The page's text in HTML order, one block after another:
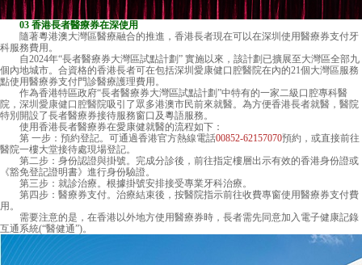
03 香港長者醫療券在深使用
隨著粵港澳大灣區醫療融合的推進，香港長者現在可以在深圳使用醫療券支付牙
科服務費用。
自2024年“長者醫療券大灣區試點計劃” 實施以來，該計劃已擴展至大灣區全部九
個內地城市。合資格的香港長者可在包括深圳愛康健口腔醫院在內的21個大灣區服務
點使用醫療券支付門診醫療護理費用。
作為香港特區政府“長者醫療券大灣區試點計劃”中特有的一家二級口腔專科醫
院， 深圳愛康健口腔醫院吸引了眾多港澳市民前來就醫。為方便香港長者就醫，醫院
特別開設了長者醫療券接待服務窗口及粵語服務。
使用香港長者醫療券在愛康健就醫的流程如下：
第 一步：預約登記。可通過香港官方熱線電話00852-62157070預約，或直接前往
醫院一樓大堂接待處現場登記。
第二步：身份認證與掛號。完成分診後，前往指定樓層出示有效的香港身份證或
《豁免登記證明書》進行身份驗證。
第三步：就診治療。根據掛號安排接受專業牙科治療。
第四步：醫療券支付。治療結束後，按醫院指示前往收費專窗使用醫療券支付費
用。
需要注意的是，在香港以外地方使用醫療券時，長者需先同意加入電子健康記錄
互通系統(“醫健通”)。